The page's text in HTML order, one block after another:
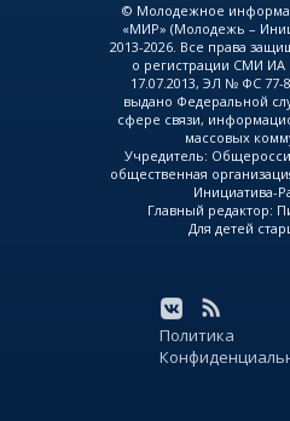
© Молодежное
«МИР» (Молодежь –
2013-2026. Все права
о регистрации СМИ ИА
17.07.2013, ЭЛ № ФС 77-
выдано Федеральной
сфере связи,
массовых
Учредитель:
общественная
Инициатива-
Главный редактор:
Для детей
Политика